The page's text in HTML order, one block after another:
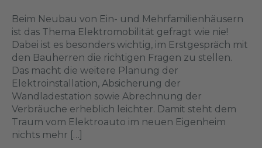
Beim Neubau von Ein- und Mehrfamilienhäusern
ist das Thema Elektromobilität gefragt wie nie!
Dabei ist es besonders wichtig, im Erstgespräch mit
den Bauherren die richtigen Fragen zu stellen.
Das macht die weitere Planung der
Elektroinstallation, Absicherung der
Wandladestation sowie Abrechnung der
Verbräuche erheblich leichter. Damit steht dem
Traum vom Elektroauto im neuen Eigenheim
nichts mehr […]